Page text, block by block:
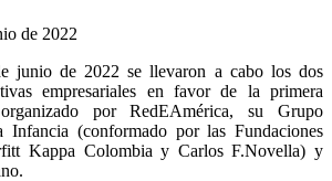
de 2022
junio de 2022 se llevaron a cabo los dos
empresariales en favor de la primera
por RedEAmérica, su Grupo
Infancia (conformado por las Fundaciones
Kappa Colombia y Carlos F.Novella) y